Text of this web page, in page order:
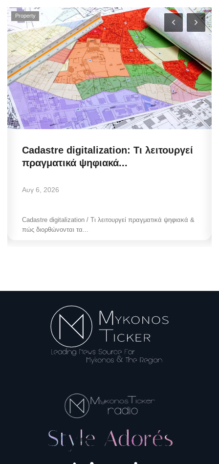
Property
Cadastre digitalization: Τι λειτουργεί
πραγματικά ψηφιακά...
Αυγ 6, 2026
Cadastre digitalization / Τι λειτουργεί πραγματικά ψηφιακά &
πώς διορθώνονται τα...